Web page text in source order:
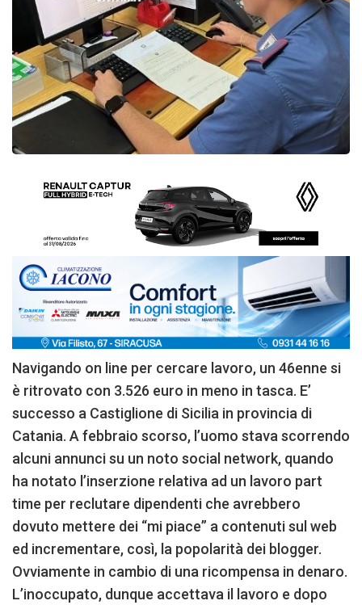
Navigando on line per cercare lavoro, un 46enne si
è ritrovato con 3.526 euro in meno in tasca. E’
successo a Castiglione di Sicilia in provincia di
Catania. A febbraio scorso, l’uomo stava scorrendo
alcuni annunci su un noto social network, quando
ha notato l’inserzione relativa ad un lavoro part
time per reclutare dipendenti che avrebbero
dovuto mettere dei “mi piace” a contenuti sul web
ed incrementare, così, la popolarità dei blogger.
Ovviamente in cambio di una ricompensa in denaro.
L’inoccupato, dunque accettava il lavoro e dopo